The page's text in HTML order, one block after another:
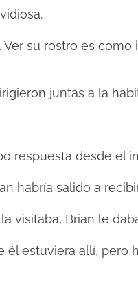
su rostro es
juntas a la
respuesta desde el
habría salido a
visitaba, Brian le
él estuviera allí, pero